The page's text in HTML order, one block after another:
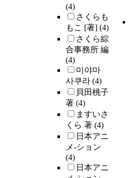
(4)
さくらも
もこ [著] (4)
さくら綜
合事務所 編
(4)
미야마
사쿠라 (4)
貝田桃子
著 (4)
ますいさ
くら 著 (4)
日本アニ
メ-ション
(4)
日本アニ